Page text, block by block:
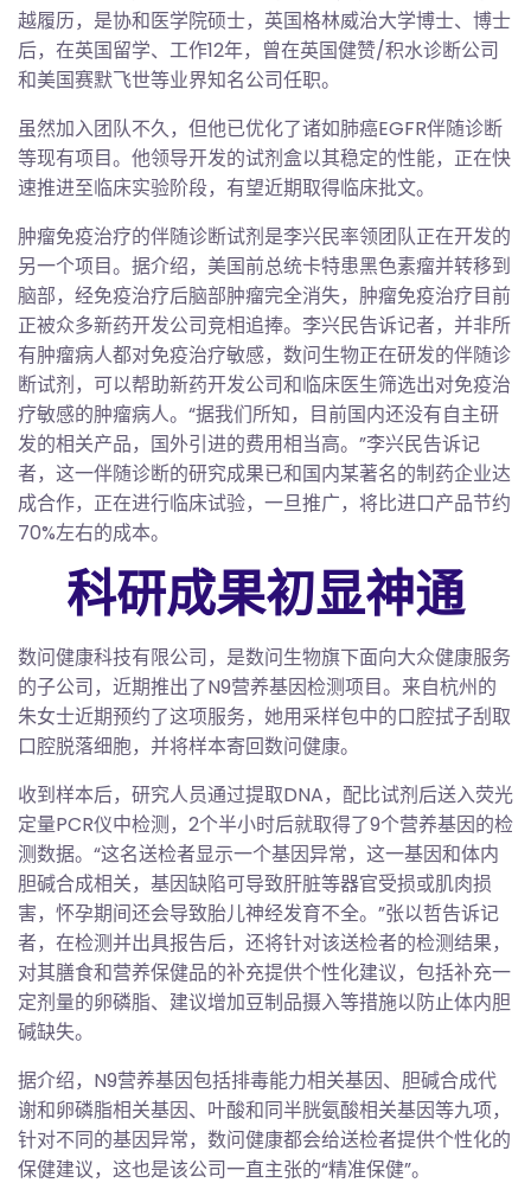
越履历，是协和医学院硕士，英国格林威治大学博士、博士
后，在英国留学、工作12年，曾在英国健赞/积水诊断公司
和美国赛默飞世等业界知名公司任职。
虽然加入团队不久，但他已优化了诸如肺癌EGFR伴随诊断
等现有项目。他领导开发的试剂盒以其稳定的性能，正在快
速推进至临床实验阶段，有望近期取得临床批文。
肿瘤免疫治疗的伴随诊断试剂是李兴民率领团队正在开发的
另一个项目。据介绍，美国前总统卡特患黑色素瘤并转移到
脑部，经免疫治疗后脑部肿瘤完全消失，肿瘤免疫治疗目前
正被众多新药开发公司竞相追捧。李兴民告诉记者，并非所
有肿瘤病人都对免疫治疗敏感，数问生物正在研发的伴随诊
断试剂，可以帮助新药开发公司和临床医生筛选出对免疫治
疗敏感的肿瘤病人。“据我们所知，目前国内还没有自主研
发的相关产品，国外引进的费用相当高。”李兴民告诉记
者，这一伴随诊断的研究成果已和国内某著名的制药企业达
成合作，正在进行临床试验，一旦推广，将比进口产品节约
70%左右的成本。
科研成果初显神通
数问健康科技有限公司，是数问生物旗下面向大众健康服务
的子公司，近期推出了N9营养基因检测项目。来自杭州的
朱女士近期预约了这项服务，她用采样包中的口腔拭子刮取
口腔脱落细胞，并将样本寄回数问健康。
收到样本后，研究人员通过提取DNA，配比试剂后送入荧光
定量PCR仪中检测，2个半小时后就取得了9个营养基因的检
测数据。“这名送检者显示一个基因异常，这一基因和体内
胆碱合成相关，基因缺陷可导致肝脏等器官受损或肌肉损
害，怀孕期间还会导致胎儿神经发育不全。”张以哲告诉记
者，在检测并出具报告后，还将针对该送检者的检测结果，
对其膳食和营养保健品的补充提供个性化建议，包括补充一
定剂量的卵磷脂、建议增加豆制品摄入等措施以防止体内胆
碱缺失。
据介绍，N9营养基因包括排毒能力相关基因、胆碱合成代
谢和卵磷脂相关基因、叶酸和同半胱氨酸相关基因等九项，
针对不同的基因异常，数问健康都会给送检者提供个性化的
保健建议，这也是该公司一直主张的“精准保健”。